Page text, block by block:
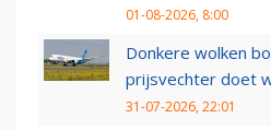
01-08-2026, 8:00
Donkere wolken
prijsvechter doet
31-07-2026, 22:01